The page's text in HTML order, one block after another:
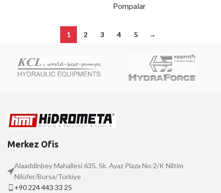
Pompalar
1 2 3 4 5 →
Merkez Ofis
Alaaddinbey Mahallesi 635. Sk. Ayaz Plaza No:2/K Niltim
Nilüfer/Bursa/Türkiye
+90 224 443 33 25